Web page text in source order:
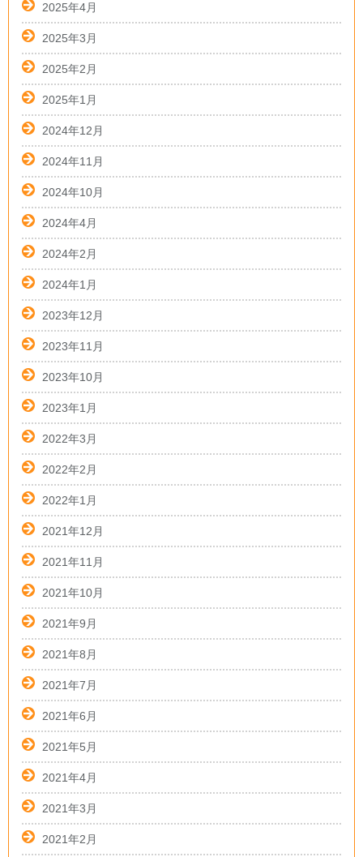
2025年4月
2025年3月
2025年2月
2025年1月
2024年12月
2024年11月
2024年10月
2024年4月
2024年2月
2024年1月
2023年12月
2023年11月
2023年10月
2023年1月
2022年3月
2022年2月
2022年1月
2021年12月
2021年11月
2021年10月
2021年9月
2021年8月
2021年7月
2021年6月
2021年5月
2021年4月
2021年3月
2021年2月